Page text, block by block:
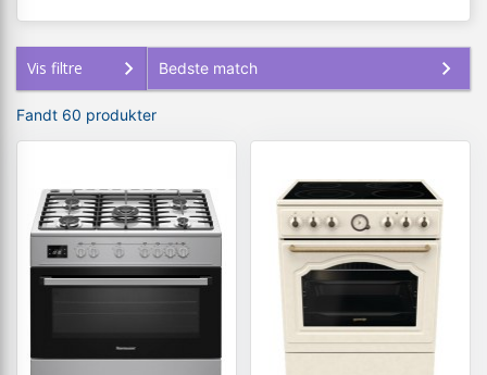
Vis filtre
Fandt 60 produkter